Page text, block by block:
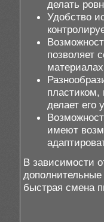
делать
Удобство
позволяет
делает его
имеют
В зависимости
быстрая смена